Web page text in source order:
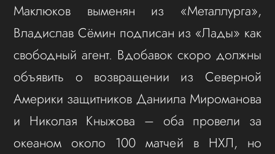
Маклюков выменян из «Металлурга»,
Владислав Сёмин подписан из «Лады» как
свободный агент. Вдобавок скоро должны
объявить о возвращении из Северной
Америки защитников Даниила Мироманова
и Николая Кныжова – оба провели за
океаном около 100 матчей в НХЛ, но